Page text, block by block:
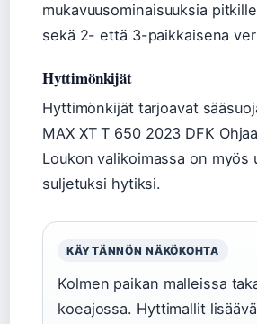
mukavuusominaisuuksia
sekä 2- että 3-paikkaisena
Hyttimönkijät
Hyttimönkijät tarjoavat
MAX XT T 650 2023 DFK
Loukon valikoimassa on
suljetuksi hytiksi.
KÄYTÄNNÖN NÄKÖKOHTA
Kolmen paikan malleissa
koeajossa. Hyttimallit